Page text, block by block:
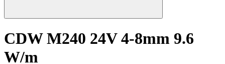
CDW M240 24V 4-8mm 9.6
W/m